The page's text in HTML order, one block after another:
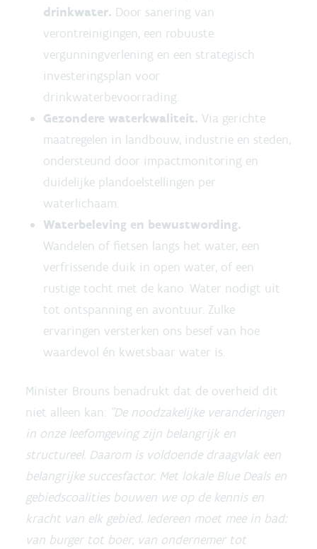
drinkwater. Door sanering van
verontreinigingen, een robuuste
vergunningverlening en een strategisch
investeringsplan voor
drinkwaterbevoorrading.
Gezondere waterkwaliteit. Via gerichte
maatregelen in landbouw, industrie en steden,
ondersteund door impactmonitoring en
duidelijke plandoelstellingen per
waterlichaam.
Waterbeleving en bewustwording.
Wandelen of fietsen langs het water, een
verfrissende duik in open water, of een
rustige tocht met de kano. Water nodigt uit
tot ontspanning en avontuur. Zulke
ervaringen versterken ons besef van hoe
waardevol én kwetsbaar water is.
Minister Brouns benadrukt dat de overheid dit
niet alleen kan: "De noodzakelijke veranderingen
in onze leefomgeving zijn belangrijk en
structureel. Daarom is voldoende draagvlak een
belangrijke succesfactor. Met lokale Blue Deals en
gebiedscoalities bouwen we op de kennis en
kracht van elk gebied. Iedereen moet mee in bad:
van burger tot boer, van ondernemer tot